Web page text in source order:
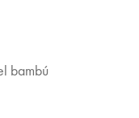
bambú